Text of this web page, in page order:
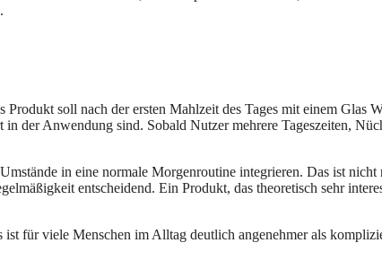
soll nach der ersten Mahlzeit des Tages mit einem Glas
der Anwendung sind. Sobald Nutzer mehrere Tageszeiten,
in eine normale Morgenroutine integrieren. Das ist
entscheidend. Ein Produkt, das theoretisch sehr
für viele Menschen im Alltag deutlich angenehmer als